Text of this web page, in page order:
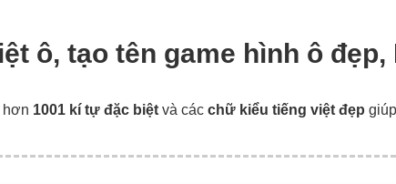
ô, tạo tên game hình ô đẹp,
hơn 1001 kí tự đặc biệt và các chữ kiểu tiếng việt đẹp